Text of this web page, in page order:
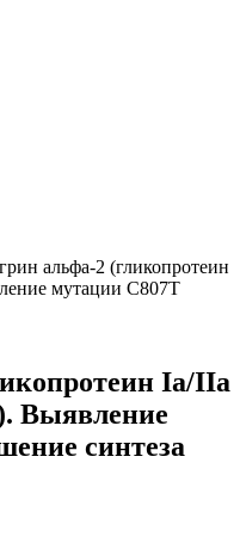
альфа-2 (гликопротеин
мутации C807T
Ia/IIa
Выявление
синтеза